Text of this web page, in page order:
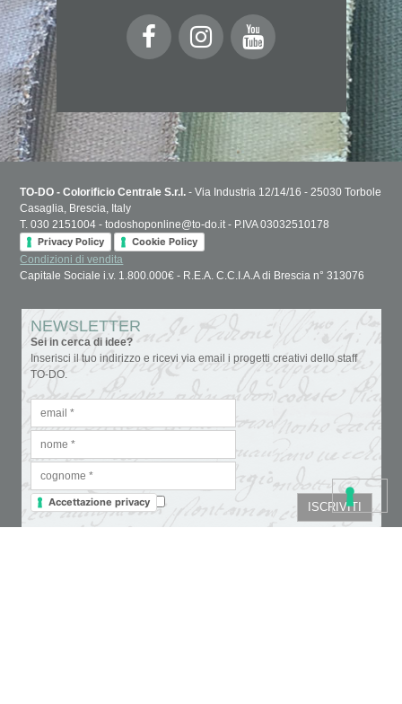
TO-DO - Colorificio Centrale S.r.l. - Via Industria 12/14/16 - 25030 Torbole
Casaglia, Brescia, Italy
T. 030 2151004 - todoshoponline@to-do.it - P.IVA 03032510178
Privacy Policy
Cookie Policy
Condizioni di vendita
Capitale Sociale i.v. 1.800.000€ - R.E.A. C.C.I.A.A di Brescia n° 313076
NEWSLETTER
Sei in cerca di idee?
Inserisci il tuo indirizzo e ricevi via email i progetti creativi dello staff
TO-DO.
Accettazione privacy